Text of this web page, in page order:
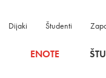
Dijaki Študenti
ENOTE